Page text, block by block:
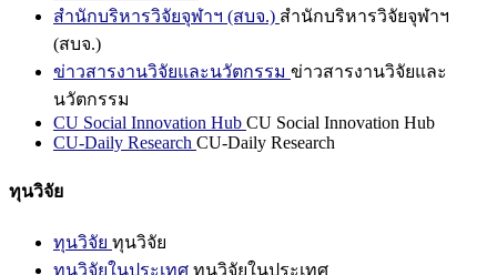
สำนักบริหารวิจัยจุฬาฯ (สบจ.) สำนักบริหารวิจัยจุฬาฯ
(สบจ.)
ข่าวสารงานวิจัยและนวัตกรรม ข่าวสารงานวิจัยและ
นวัตกรรม
CU Social Innovation Hub CU Social Innovation Hub
CU-Daily Research CU-Daily Research
ทุนวิจัย
ทุนวิจัย ทุนวิจัย
ทุนวิจัยในประเทศ ทุนวิจัยในประเทศ